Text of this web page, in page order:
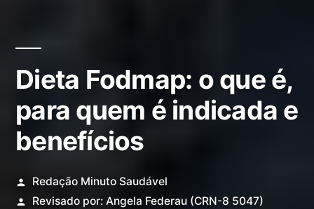
Dieta Fodmap: o que é,
para quem é indicada e
benefícios
Redação Minuto Saudável
Revisado por: Angela Federau(CRN-8 5047)